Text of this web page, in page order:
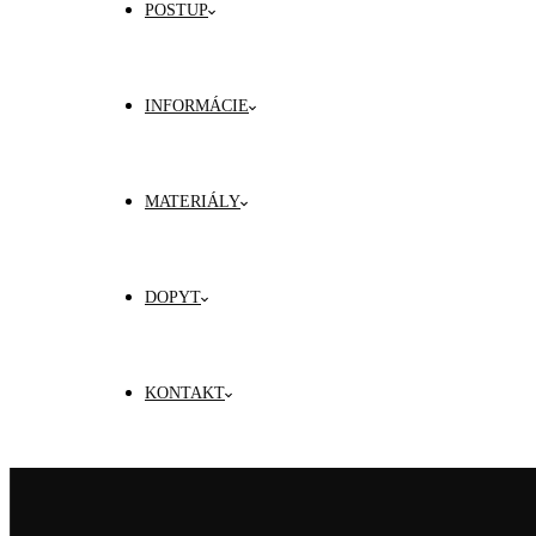
POSTUP
INFORMÁCIE
MATERIÁLY
DOPYT
KONTAKT